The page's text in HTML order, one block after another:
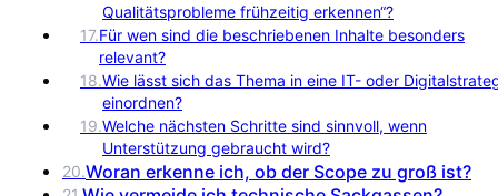
Qualitätsprobleme frühzeitig erkennen“?
17.Für wen sind die beschriebenen Inhalte besonders
relevant?
18.Wie lässt sich das Thema in eine IT- oder
einordnen?
19.Welche nächsten Schritte sind sinnvoll, wenn
Unterstützung gebraucht wird?
20.Woran erkenne ich, ob der Scope zu groß ist?